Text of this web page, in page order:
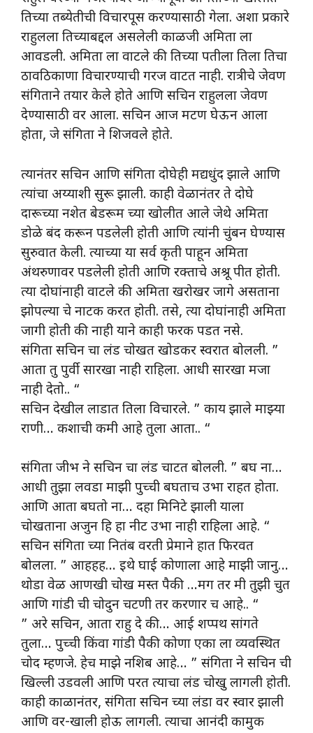
तिच्या तब्येतीची विचारपूस करण्यासाठी गेला. अशा प्रकारे
राहुलला तिच्याबद्दल असलेली काळजी अमिता ला
आवडली. अमिता ला वाटले की तिच्या पतीला तिला तिचा
ठावठिकाणा विचारण्याची गरज वाटत नाही. रात्रीचे जेवण
संगिताने तयार केले होते आणि सचिन राहुलला जेवण
देण्यासाठी वर आला. सचिन आज मटण घेऊन आला
होता, जे संगिता ने शिजवले होते.
त्यानंतर सचिन आणि संगिता दोघेही मद्यधुंद झाले आणि
त्यांचा अय्याशी सुरू झाली. काही वेळानंतर ते दोघे
दारूच्या नशेत बेडरूम च्या खोलीत आले जेथे अमिता
डोळे बंद करून पडलेली होती आणि त्यांनी चुंबन घेण्यास
सुरुवात केली. त्याच्या या सर्व कृती पाहून अमिता
अंथरुणावर पडलेली होती आणि रक्ताचे अश्रू पीत होती.
त्या दोघांनाही वाटले की अमिता खरोखर जागे असताना
झोपल्या चे नाटक करत होती. तसे, त्या दोघांनाही अमिता
जागी होती की नाही याने काही फरक पडत नसे.
संगिता सचिन चा लंड चोखत खोडकर स्वरात बोलली. ”
आता तु पुर्वी सारखा नाही राहिला. आधी सारखा मजा
नाही देतो.. “
सचिन देखील लाडात तिला विचारले. ” काय झाले माझ्या
राणी… कशाची कमी आहे तुला आता.. “
संगिता जीभ ने सचिन चा लंड चाटत बोलली. ” बघ ना…
आधी तुझा लवडा माझी पुच्ची बघताच उभा राहत होता.
आणि आता बघतो ना… दहा मिनिटे झाली याला
चोखताना अजुन हि हा नीट उभा नाही राहिला आहे. “
सचिन संगिता च्या नितंब वरती प्रेमाने हात फिरवत
बोलला. ” आहहह… इथे घाई कोणाला आहे माझी जानु…
थोडा वेळ आणखी चोख मस्त पैकी …मग तर मी तुझी चुत
आणि गांडी ची चोदुन चटणी तर करणार च आहे.. “
” अरे सचिन, आता राहु दे की… आई शप्पथ सांगते
तुला… पुच्ची किंवा गांडी पैकी कोणा एका ला व्यवस्थित
चोद म्हणजे. हेच माझे नशिब आहे… ” संगिता ने सचिन ची
खिल्ली उडवली आणि परत त्याचा लंड चोखु लागली होती.
काही काळानंतर, संगिता सचिन च्या लंडा वर स्वार झाली
आणि वर-खाली होऊ लागली. त्याचा आनंदी कामुक